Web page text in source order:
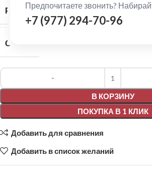
Предпочитаете звонить?
+7 (977) 294-70-96
РАЗМЕР СИСТЕМЫ
СЕРИЯ
В КОРЗИНУ
ПОКУПКА В 1 КЛИК
Alternative:
Добавить для сравнения
Добавить в список желаний